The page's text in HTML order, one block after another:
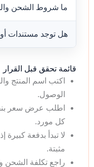
ما شروط الشحن
هل توجد مستندات
قائمة تحقق قبل القرار
اكتب اسم المنتج
الوصول.
اطلب عرض سعر
كل مورد.
لا تبدأ بدفعة كبيرة
مثبتة.
راجع تكلفة الشحن